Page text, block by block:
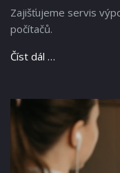
Zajišťujeme servis
počítačů.
Číst dál …